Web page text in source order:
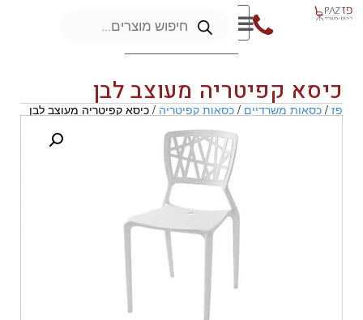
כיסא קפיטריה מעוצב לבן
פז/כסאות משרדיים/כסאות קפיטריה/ כיסא קפיטריה מעוצב לבן